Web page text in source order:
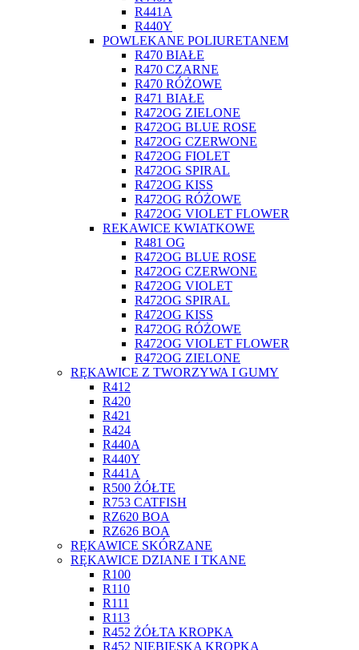
R441A
R440Y
POWLEKANE POLIURETANEM
R470 BIAŁE
R470 CZARNE
R470 RÓŻOWE
R471 BIAŁE
R472OG ZIELONE
R472OG BLUE ROSE
R472OG CZERWONE
R472OG FIOLET
R472OG SPIRAL
R472OG KISS
R472OG RÓŻOWE
R472OG VIOLET FLOWER
REKAWICE KWIATKOWE
R481 OG
R472OG BLUE ROSE
R472OG CZERWONE
R472OG VIOLET
R472OG SPIRAL
R472OG KISS
R472OG RÓŻOWE
R472OG VIOLET FLOWER
R472OG ZIELONE
RĘKAWICE Z TWORZYWA I GUMY
R412
R420
R421
R424
R440A
R440Y
R441A
R500 ŻÓŁTE
R753 CATFISH
RZ620 BOA
RZ626 BOA
RĘKAWICE SKÓRZANE
RĘKAWICE DZIANE I TKANE
R100
R110
R111
R113
R452 ŻÓŁTA KROPKA
R452 NIEBIESKA KROPKA